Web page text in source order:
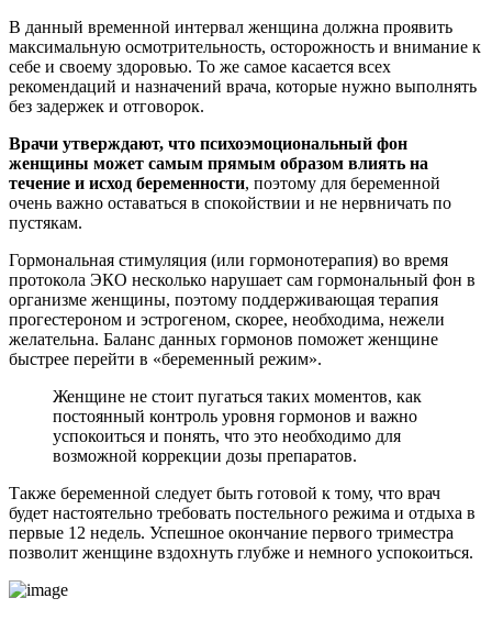
В данный временной интервал женщина должна проявить
максимальную осмотрительность, осторожность и внимание к
себе и своему здоровью. То же самое касается всех
рекомендаций и назначений врача, которые нужно выполнять
без задержек и отговорок.
Врачи утверждают, что психоэмоциональный фон
женщины может самым прямым образом влиять на
течение и исход беременности, поэтому для беременной
очень важно оставаться в спокойствии и не нервничать по
пустякам.
Гормональная стимуляция (или гормонотерапия) во время
протокола ЭКО несколько нарушает сам гормональный фон в
организме женщины, поэтому поддерживающая терапия
прогестероном и эстрогеном, скорее, необходима, нежели
желательна. Баланс данных гормонов поможет женщине
быстрее перейти в «беременный режим».
Женщине не стоит пугаться таких моментов, как
постоянный контроль уровня гормонов и важно
успокоиться и понять, что это необходимо для
возможной коррекции дозы препаратов.
Также беременной следует быть готовой к тому, что врач
будет настоятельно требовать постельного режима и отдыха в
первые 12 недель. Успешное окончание первого триместра
позволит женщине вздохнуть глубже и немного успокоиться.